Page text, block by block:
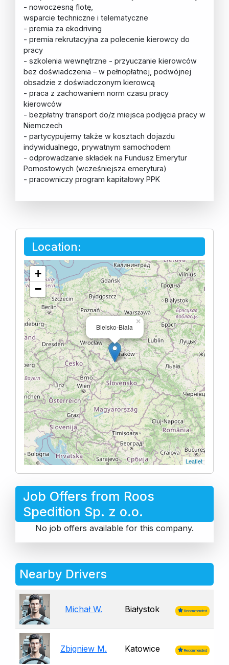
- nowoczesną flotę,
wsparcie techniczne i telematyczne
- premia za ekodriving
- premia rekrutacyjna za polecenie kierowcy do
pracy
- szkolenia wewnętrzne - przyuczanie kierowców
bez doświadczenia – w pełnopłatnej, podwójnej
obsadzie z doświadczonym kierowcą
- praca z zachowaniem norm czasu pracy
kierowców
- bezpłatny transport do/z miejsca podjęcia pracy w
Niemczech
- partycypujemy także w kosztach dojazdu
indywidualnego, prywatnym samochodem
- odprowadzanie składek na Fundusz Emerytur
Pomostowych (wcześniejsza emerytura)
- pracowniczy program kapitałowy PPK
Location:
Bielsko-Biala
×
+
−
Leaflet
Job Offers from Roos
Spedition Sp. z o.o.
No job offers available for this company.
Nearby Drivers
Michał W. Białystok Recommended
Zbigniew M. Katowice Recommended